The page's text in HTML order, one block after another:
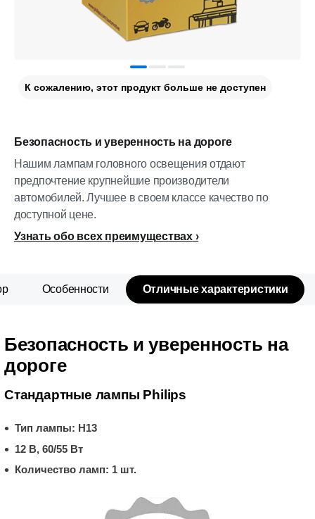
Безопасность и уверенность на дороге
Нашим лампам головного освещения отдают
предпочтение крупнейшие производители
автомобилей. Лучшее в своем классе качество по
доступной цене.
Узнать обо всех преимуществах
К сожалению, этот продукт больше не доступен
Особенности Отличные характеристики
Безопасность и уверенность на
дороге
Стандартные лампы Philips
Тип лампы: H13
12 В, 60/55 Вт
Количество ламп: 1 шт.